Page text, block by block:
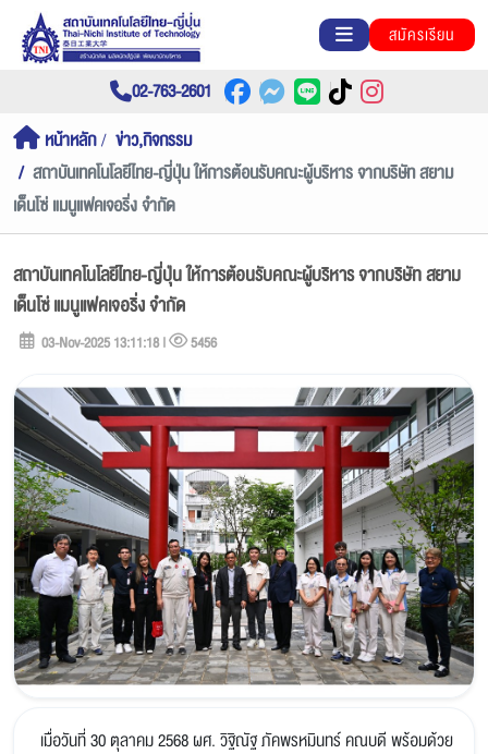
สมัครเรียน
02-763-2601
หน้าหลัก
ข่าว,กิจกรรม
สถาบันเทคโนโลยีไทย-ญี่ปุ่น ให้การต้อนรับคณะผู้บริหาร จากบริษัท สยาม
เด็นโซ่ แมนูแฟคเจอริ่ง จำกัด
สถาบันเทคโนโลยีไทย-ญี่ปุ่น ให้การต้อนรับคณะผู้บริหาร จากบริษัท สยาม
เด็นโซ่ แมนูแฟคเจอริ่ง จำกัด
03-Nov-2025 13:11:18 | 5456
เมื่อวันที่ 30 ตุลาคม 2568 ผศ. วิฐิณัฐ ภัคพรหมินทร์ คณบดี พร้อมด้วย